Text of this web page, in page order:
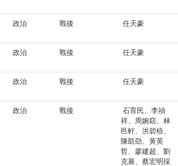
政治 戰後 任天豪
政治 戰後 任天豪
政治 戰後 任天豪
政治 戰後
石育民、李禎
祥、周婉窈、林
邑軒、洪碧梧、
陳凱劭、黃英
哲、廖建超、劉
克襄、蔡宏明採